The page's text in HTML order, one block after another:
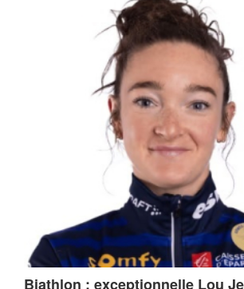
Biathlon : exceptionnelle Lou